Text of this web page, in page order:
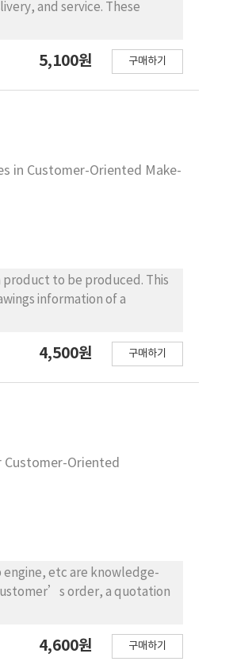
and service. These
5,100원 구매하기
in Customer-Oriented Make-
product to be produced. This
information of a
4,500원 구매하기
Oriented
engine, etc are knowledge-
order, a quotation
4,600원 구매하기